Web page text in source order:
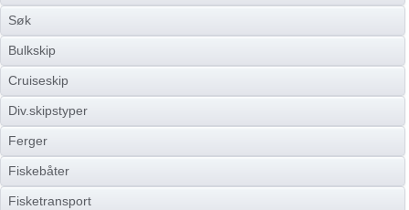
Søk
Bulkskip
Cruiseskip
Div.skipstyper
Ferger
Fiskebåter
Fisketransport